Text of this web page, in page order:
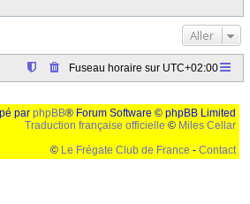
Aller
Fuseau horaire sur UTC+02:00
par phpBB® Forum Software © phpBB Limited
Traduction française officielle © Miles Cellar
© Le Frégate Club de France - Contact